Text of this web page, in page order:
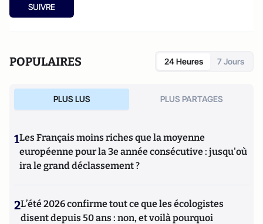
SUIVRE
POPULAIRES 24 Heures 7 Jours
PLUS LUS PLUS PARTAGES
1Les Français moins riches que la moyenne
européenne pour la 3e année consécutive : jusqu'où
ira le grand déclassement ?
2L’été 2026 confirme tout ce que les écologistes
disent depuis 50 ans : non, et voilà pourquoi